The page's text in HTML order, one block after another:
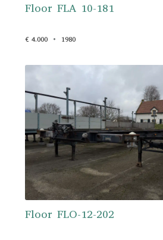
Floor FLA 10-181
€ 4.000 1980
Floor FLO-12-202